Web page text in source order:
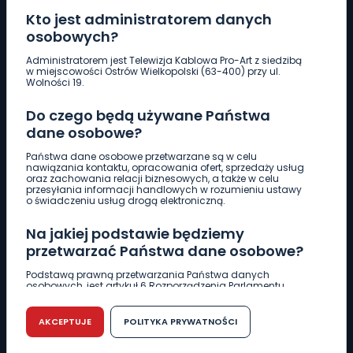
Kto jest administratorem danych
osobowych?
Administratorem jest Telewizja Kablowa Pro-Art z siedzibą
w miejscowości Ostrów Wielkopolski (63-400) przy ul.
Wolności 19.
Do czego będą używane Państwa
dane osobowe?
Państwa dane osobowe przetwarzane są w celu
nawiązania kontaktu, opracowania ofert, sprzedaży usług
oraz zachowania relacji biznesowych, a także w celu
przesyłania informacji handlowych w rozumieniu ustawy
o świadczeniu usług drogą elektroniczną.
Na jakiej podstawie będziemy
przetwarzać Państwa dane osobowe?
Podstawą prawną przetwarzania Państwa danych
osobowych, jest artykuł 6 Rozporządzenia Parlamentu
r. w sprawie ochrony osób fizycznych w związku z
przetwarzaniem danych osobowych w sprawie
swobodnego przepływu takich danych oraz uchylenia
dyrektywy 95/46/WE (RODO).
AKCEPTUJE POLITYKA PRYWATNOŚCI
Pobierz logotyp
661 997 997
REDAKCJA
62 735 22 22redakcja@wlkp24.info
DZIAŁ REKLAMY
62 735 01 85 reklama@wlkp24.info
WIADOMOŚCI
CIEKAWOSTKI